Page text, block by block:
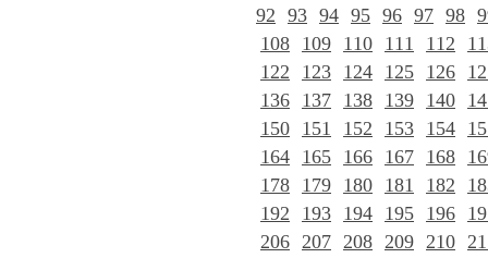
92 93 94 95 96 97 98
108 109 110 111 112
122
123 124 125 126
136 137 138 139 140
150 151 152 153 154
164 165 166 167 168
178 179 180 181 182
192
193 194 195 196
206 207 208 209 210